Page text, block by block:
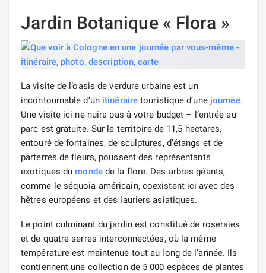
Jardin Botanique « Flora »
La visite de l’oasis de verdure urbaine est un
incontournable d’un itinéraire touristique d’une journée.
Une visite ici ne nuira pas à votre budget – l’entrée au
parc est gratuite. Sur le territoire de 11,5 hectares,
entouré de fontaines, de sculptures, d’étangs et de
parterres de fleurs, poussent des représentants
exotiques du mondede la flore. Des arbres géants,
comme le séquoia américain, coexistent ici avec des
hêtres européens et des lauriers asiatiques.
Le point culminant du jardin est constitué de roseraies
et de quatre serres interconnectées, où la même
température est maintenue tout au long de l’année. Ils
contiennent une collection de 5 000 espèces de plantes